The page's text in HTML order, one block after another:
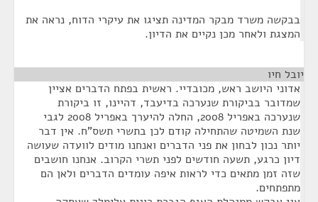
בבקשה משרד מבקר המדינה תציגו את עיקרי הדוח, נראה את
המצגת ולאחר מכן נקיים את הדיון.
יובל חיו
אדוני היושב ראש, מכובדיי. ראשית בפתח הדברים אציין
שמדובר בביקורת שנערכה בדיעבד, דהיינו, זו ביקורת
שנערכה באפריל 2008, החלה להיערך באפריל 2008 לגבי
שנת השמיטה שהתחילה קודם לכן בתשרי תשס"ח. אין דבר
יותר נכון לבחון את פני הדברים ואנחנו מודים לוועדה שעושה
דיון כרגע, תשעה חודשים לפני תשרי הקרוב. אנחנו חושבים
שזה זמן מתאים כדי לראות איפה עומדים הדברים ולאן הם
מתפתחים.